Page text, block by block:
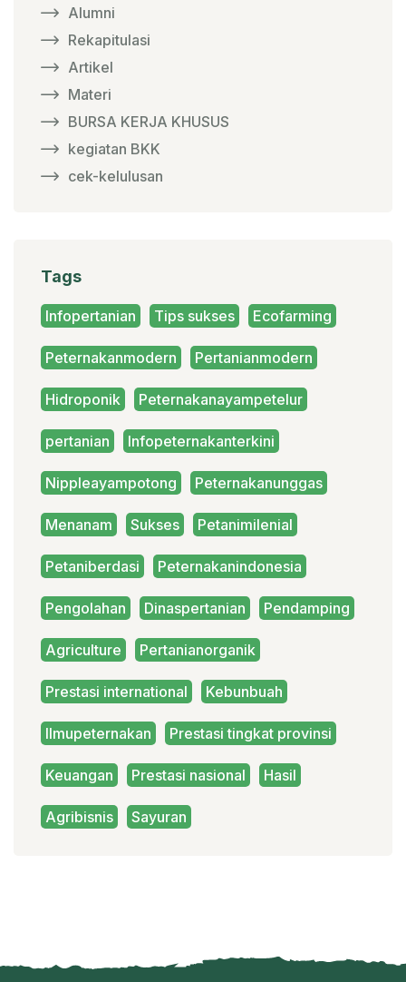
Alumni
Rekapitulasi
Artikel
Materi
BURSA KERJA KHUSUS
kegiatan BKK
cek-kelulusan
Tags
Infopertanian Tips sukses Ecofarming
Peternakanmodern Pertanianmodern
Hidroponik Peternakanayampetelur
pertanian Infopeternakanterkini
Nippleayampotong Peternakanunggas
Menanam Sukses Petanimilenial
Petaniberdasi Peternakanindonesia
Pengolahan Dinaspertanian Pendamping
Agriculture Pertanianorganik
Prestasi international Kebunbuah
Ilmupeternakan Prestasi tingkat provinsi
Keuangan Prestasi nasional Hasil
Agribisnis Sayuran